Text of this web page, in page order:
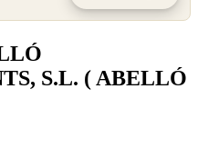
S.L. ( ABELLÓ